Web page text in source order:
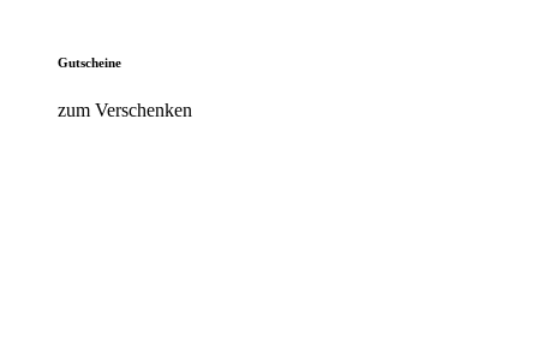
Gutscheine
zum Verschenken